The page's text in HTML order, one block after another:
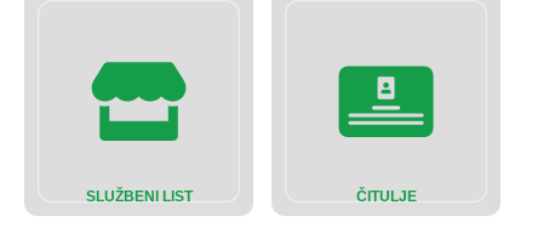
SLUŽBENI LIST ČITULJE